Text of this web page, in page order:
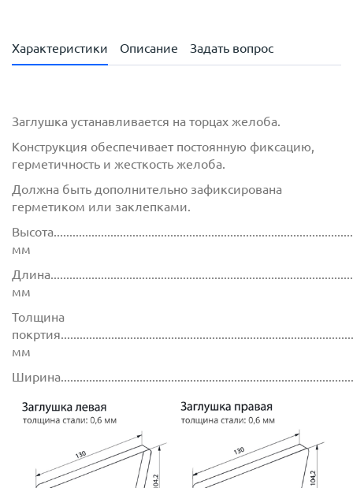
Характеристики Описание Задать вопрос
Заглушка устанавливается на торцах желоба.
Конструкция обеспечивает постоянную фиксацию,
герметичность и жесткость желоба.
Должна быть дополнительно зафиксирована
герметиком или заклепками.
мм
мм
Толщина
мм